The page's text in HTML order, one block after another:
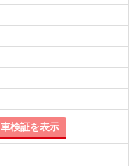
車検証を表示